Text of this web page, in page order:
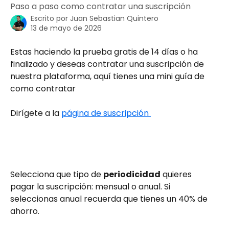
Paso a paso como contratar una suscripción
Escrito por Juan Sebastian Quintero
13 de mayo de 2026
Estas haciendo la prueba gratis de 14 días o ha
finalizado y deseas contratar una suscripción de
nuestra plataforma, aquí tienes una mini guía de
como contratar
Dirígete a la página de suscripción
Selecciona que tipo de periodicidad quieres
pagar la suscripción: mensual o anual. Si
seleccionas anual recuerda que tienes un 40% de
ahorro.